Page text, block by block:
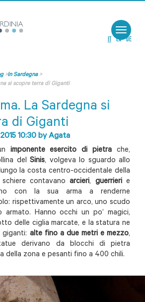
IT EN DE
Toggle
>In Sardegna>
si scopre terra di Giganti
La Sardegna si
di Giganti
10:30 byAgata
imponente esercito di pietra che,
delSinis, volgeva lo sguardo allo
la costa centro-occidentale della
schiere contavanoarcieri, guerrierie
con la sua arma a renderne
rispettivamente un arco, uno scudo
armato. Hanno occhi un po’ magici,
delle ciglia marcate, e la statura ne
alte fino a due metri e mezzo,
derivano da blocchi di pietra
della zona e pesanti fino a 400 chili.